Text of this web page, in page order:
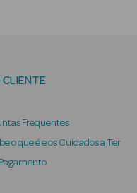
Frequentes
o que é e os Cuidados a Ter